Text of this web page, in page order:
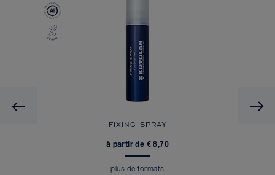
FIXING SPRAY
à partir de € 8,70
plus de formats